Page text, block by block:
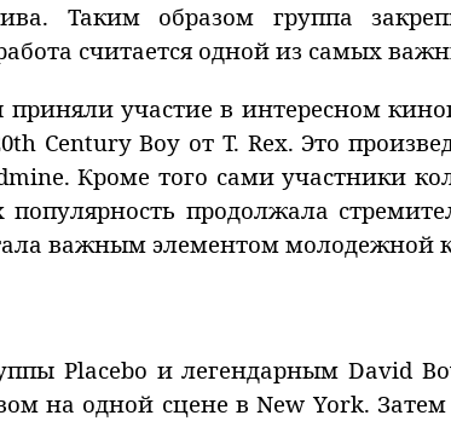
Таким образом группа
считается одной из самых
участие в интересном
Century Boy от T. Rex. Это
Кроме того сами участники
продолжала
важным элементом молодежной
Placebo и легендарным David
на одной сцене в New York.